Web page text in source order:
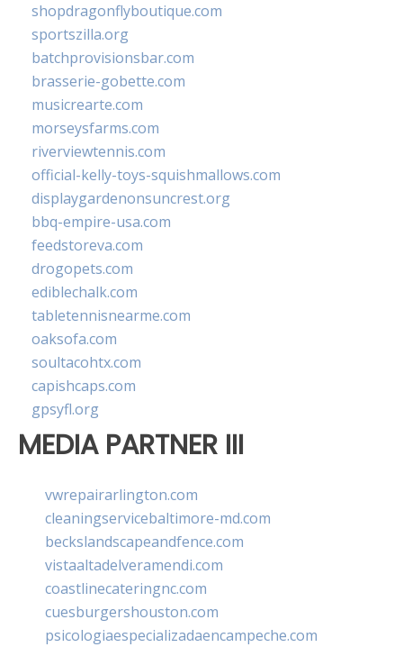
shopdragonflyboutique.com
sportszilla.org
batchprovisionsbar.com
brasserie-gobette.com
musicrearte.com
morseysfarms.com
riverviewtennis.com
official-kelly-toys-squishmallows.com
displaygardenonsuncrest.org
bbq-empire-usa.com
feedstoreva.com
drogopets.com
ediblechalk.com
tabletennisnearme.com
oaksofa.com
soultacohtx.com
capishcaps.com
gpsyfl.org
MEDIA PARTNER III
vwrepairarlington.com
cleaningservicebaltimore-md.com
beckslandscapeandfence.com
vistaaltadelveramendi.com
coastlinecateringnc.com
cuesburgershouston.com
psicologiaespecializadaencampeche.com